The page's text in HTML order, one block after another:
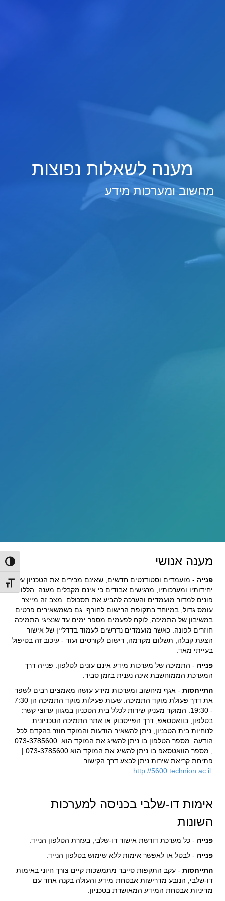
מתג
מענה לשאלות נפוצות
מחשוב ומערכות מידע
מענה אנושי
פנייה - מועמדים וסטודנטים חדשים, שאינם מכירים את הטכניון על
יחידותיו ומערכותיו, מרגישים אבודים כי אינם מקבלים מענה. הללו
פונים למדור מועמדים והערכה להביע את תסכולם. מצב זה מייצר
עומס גדול, במיוחד בתקופת הרישום לחורף. גם כשמשאירים פרטים
במשיבון של התמיכה, לוקח לפעמים מספר ימים עד שנציגי התמיכה
חוזרים לפונה. כאשר מועמדים נדרשים לעמוד בדדליין של אישור
הצעת קבלה, תשלום מקדמה, רישום לקורסים ועוד - עיכוב זה בטיפול
בעייתי מאד.
פנייה - התמיכה של מערכות מידע אינם עונים לטלפון. פנייה דרך
המערכת הממוחשבת אינה נענית בזמן סביר.
התייחסות - אגף מיחשוב ומערכות מידע עושה מאמצים רבים לשפר
את דרך פעולת מוקד התמיכה. שעות פעילות מוקד התמיכה הן 7:30
- 19:30. המוקד מעניק שירות לכלל בית הטכניון במגוון ערוצי קשר:
בטלפון, בוואטסאפ, דרך הפייסבוק או אתר התמיכה הטכניונית.
לנוחיות בית הטכניון, ניתן להשאיר הודעות והמוקד חוזר בהקדם לכל
הודעה. מספר הטלפון בו ניתן להשיג את המוקד הוא: 073-3785600
, מספר הוואטסאפ בו ניתן להשיג את המוקד הוא 073-3785600 |
פתיחת קריאת שירות ניתן לבצע דרך הקישור :
http://5600.technion.ac.il
אימות דו-שלבי בכניסה למערכות
השונות
פנייה - כל מערכת דורשת אישור דו-שלבי, בעזרת הטלפון הנייד.
פנייה - לבטל או לאפשר אימות ללא שימוש בטלפון הנייד.
התייחסות - עקב התקפות סייבר מתמשכות קיים צורך חיוני באימות
דו-שלבי, הנובע מדרישות אבטחת מידע והעולה בקנה אחד עם
מדיניות אבטחת המידע המאושרת בטכניון.